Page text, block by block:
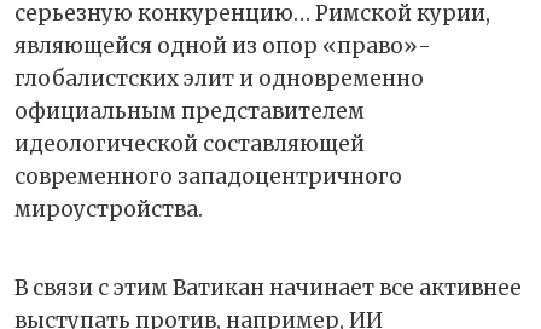
серьезную конкуренцию… Римской курии,
являющейся одной из опор «право»-
глобалистских элит и одновременно
официальным представителем
идеологической составляющей
современного западоцентричного
мироустройства.
В связи с этим Ватикан начинает все активнее
выступать против, например, ИИ